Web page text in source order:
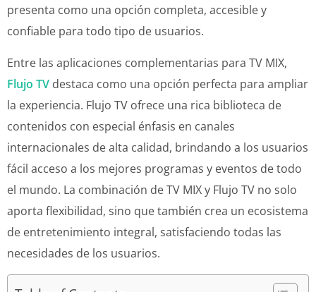
presenta como una opción completa, accesible y
confiable para todo tipo de usuarios.
Entre las aplicaciones complementarias para TV MIX,
Flujo TV destaca como una opción perfecta para ampliar
la experiencia. Flujo TV ofrece una rica biblioteca de
contenidos con especial énfasis en canales
internacionales de alta calidad, brindando a los usuarios
fácil acceso a los mejores programas y eventos de todo
el mundo. La combinación de TV MIX y Flujo TV no solo
aporta flexibilidad, sino que también crea un ecosistema
de entretenimiento integral, satisfaciendo todas las
necesidades de los usuarios.